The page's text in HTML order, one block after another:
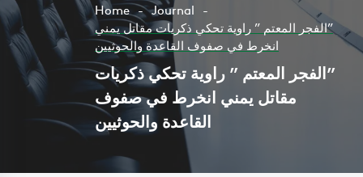
Home
Journal
‏”الفجر المعتم ” راوية تحكي ذكريات مقاتل يمني
انخرط في صفوف القاعدة والحوثيين
‏”الفجر المعتم ” راوية تحكي ذكريات
مقاتل يمني انخرط في صفوف
القاعدة والحوثيين